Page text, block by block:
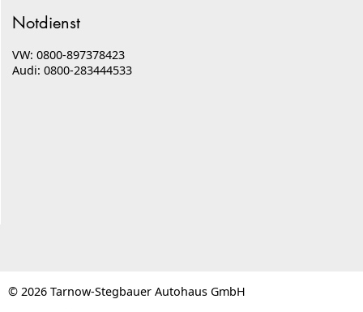
Notdienst
VW: 0800-897378423
Audi: 0800-283444533
© 2026 Tarnow-Stegbauer Autohaus GmbH